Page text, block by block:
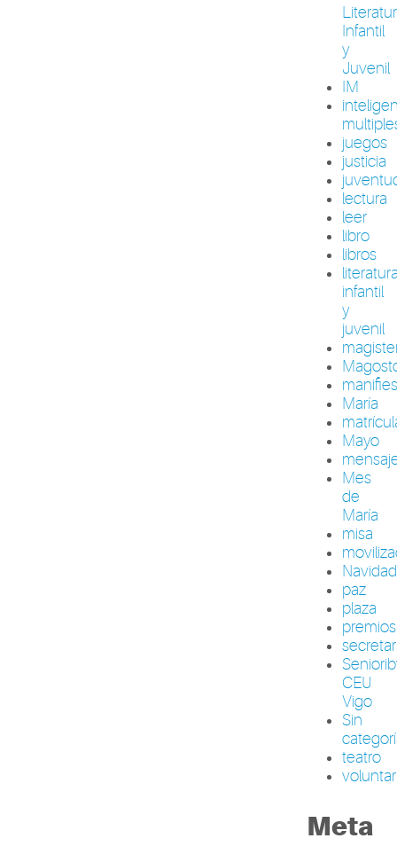
Infantil
y
Juvenil
IM
juegos
justicia
lectura
leer
libro
libros
infantil
y
juvenil
María
Mayo
Mes
de
María
misa
Navidad
paz
plaza
premios
CEU
Vigo
Sin
teatro
Meta